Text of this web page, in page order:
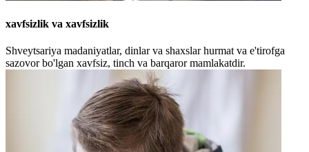
xavfsizlik va xavfsizlik
Shveytsariya madaniyatlar, dinlar va shaxslar hurmat va e'tirofga
sazovor bo'lgan xavfsiz, tinch va barqaror mamlakatdir.